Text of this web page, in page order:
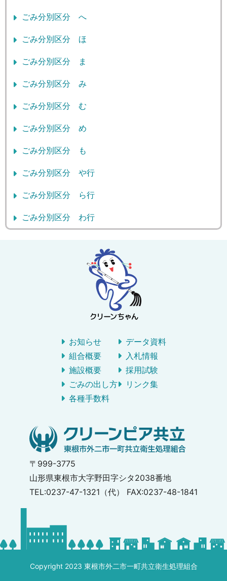
ごみ分別区分 へ
ごみ分別区分 ほ
ごみ分別区分 ま
ごみ分別区分 み
ごみ分別区分 む
ごみ分別区分 め
ごみ分別区分 も
ごみ分別区分 や行
ごみ分別区分 ら行
ごみ分別区分 わ行
お知らせ
組合概要
施設概要
ごみの出し方
各種手数料
データ資料
入札情報
採用試験
リンク集
〒999-3775
山形県東根市大字野田字シタ2038番地
TEL:0237-47-1321（代） FAX:0237-48-1841
Copyright 2023 東根市外二市一町共立衛生処理組合